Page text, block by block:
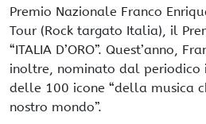
Premio Nazionale Franco
Tour (Rock targato Italia), il
“ITALIA D’ORO”. Quest’anno,
inoltre, nominato dal periodico
delle 100 icone “della musica
nostro mondo”.